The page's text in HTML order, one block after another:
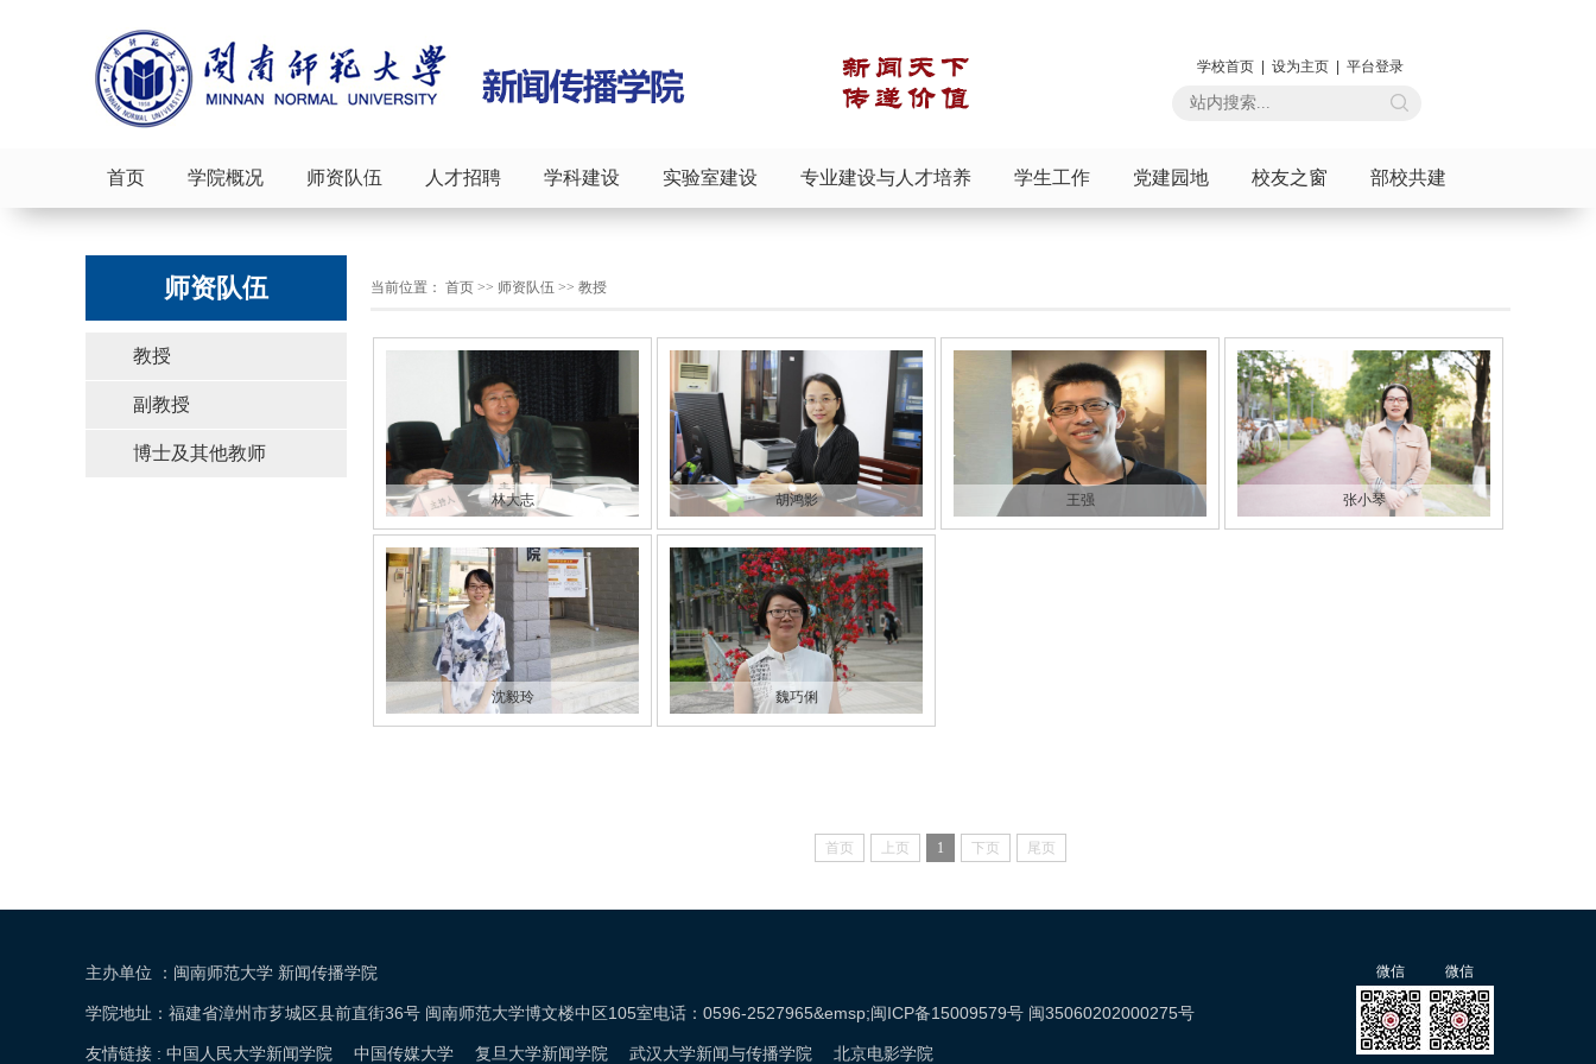
学校首页 | 设为主页 | 平台登录
首页 学院概况 师资队伍 人才招聘 学科建设 实验室建设 专业建设与人才培养 学生工作 党建园地 校友之窗 部校共建
师资队伍
教授
副教授
博士及其他教师
当前位置： 首页 >> 师资队伍 >> 教授
林大志 胡鸿影 王强 张小琴
沈毅玲 魏巧俐
首页 上页 1 下页 尾页
主办单位 ：闽南师范大学 新闻传播学院
学院地址：福建省漳州市芗城区县前直街36号 闽南师范大学博文楼中区105室电话：0596-2527965&emsp;闽ICP备15009579号 闽35060202000275号
友情链接 : 中国人民大学新闻学院 中国传媒大学 复旦大学新闻学院 武汉大学新闻与传播学院 北京电影学院
微信 微信